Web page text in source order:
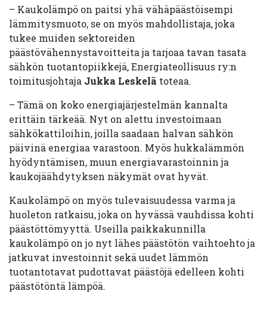
– Kaukolämpö on paitsi yhä vähäpäästöisempi
lämmitysmuoto, se on myös mahdollistaja, joka
tukee muiden sektoreiden
päästövähennystavoitteita ja tarjoaa tavan tasata
sähkön tuotantopiikkejä, Energiateollisuus ry:n
toimitusjohtaja Jukka Leskelä toteaa.
– Tämä on koko energiajärjestelmän kannalta
erittäin tärkeää. Nyt on alettu investoimaan
sähkökattiloihin, joilla saadaan halvan sähkön
päivinä energiaa varastoon. Myös hukkalämmön
hyödyntämisen, muun energiavarastoinnin ja
kaukojäähdytyksen näkymät ovat hyvät.
Kaukolämpö on myös tulevaisuudessa varma ja
huoleton ratkaisu, joka on hyvässä vauhdissa kohti
päästöttömyyttä. Useilla paikkakunnilla
kaukolämpö on jo nyt lähes päästötön vaihtoehto ja
jatkuvat investoinnit sekä uudet lämmön
tuotantotavat pudottavat päästöjä edelleen kohti
päästötöntä lämpöä.